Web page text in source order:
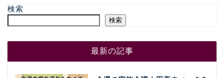
検索
検索
最新の記事